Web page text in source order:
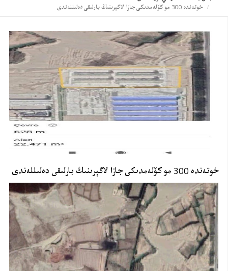
خوتەندە 300 مو كۆلەمدىكى جازا لاگېرىنىڭ بارلىقى دەلىللەندى
خوتەندە 300 مو كۆلەمدىكى جازا لاگېرىنىڭ بارلىقى دەلىللەندى